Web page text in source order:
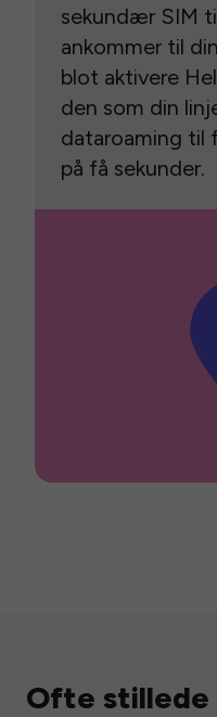
sekundær SIM
ankommer til
blot aktivere
den som din
dataroaming til
på få sekunder.
Ofte stillede